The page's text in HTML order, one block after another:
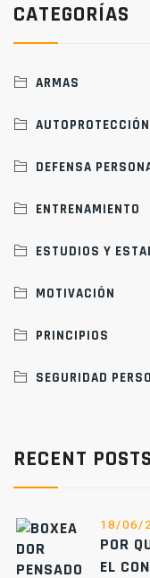
CATEGORÍAS
ARMAS
AUTOPROTECCIÓN
DEFENSA
ENTRENAMIENTO
ESTUDIOS Y
MOTIVACIÓN
PRINCIPIOS
SEGURIDAD
RECENT POSTS
18/06/
POR
EL